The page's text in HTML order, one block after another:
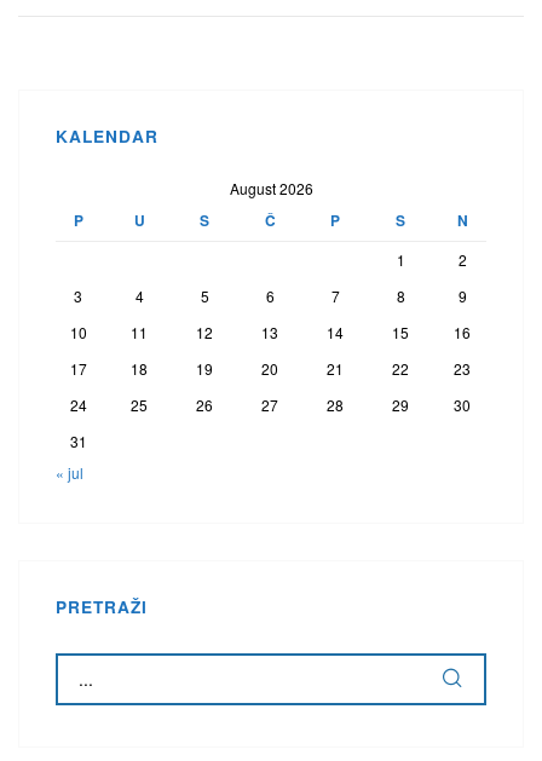
KALENDAR
August 2026
P U S Č P S N
1
2
3
4 5 6 7 8
9
10
11 12 13 14 15
16
17
18 19 20 21 22
23
24
25 26 27 28 29
30
31
« jul
PRETRAŽI